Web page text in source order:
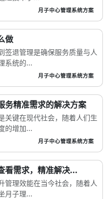
月子中心管理系统方案
做
签退管理是确保服务质量与人
系统的...
月子中心管理系统方案
务精准需求的解决方案
关键在现代社会，随着人们生
的增加...
月子中心管理系统方案
看需求，精准解决...
管理效能在当今社会，随着人
月子理...